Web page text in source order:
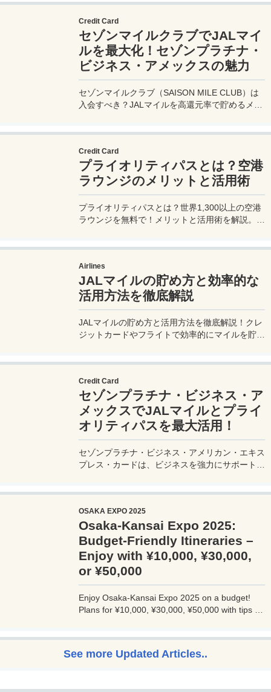
Credit Card
セゾンマイルクラブでJALマイ
ルを最大化！セゾンプラチナ・
ビジネス・アメックスの魅力
セゾンマイルクラブ（SAISON MILE CLUB）は
入会すべき？JALマイルを高還元率で貯めるメリ
Credit Card
プライオリティパスとは？空港
ラウンジのメリットと活用術
プライオリティパスとは？世界1,300以上の空港
ラウンジを無料で！メリットと活用術を解説。セ
Airlines
JALマイルの貯め方と効率的な
活用方法を徹底解説
JALマイルの貯め方と活用方法を徹底解説！クレ
ジットカードやフライトで効率的にマイルを貯
Credit Card
セゾンプラチナ・ビジネス・ア
メックスでJALマイルとプライ
オリティパスを最大活用！
セゾンプラチナ・ビジネス・アメリカン・エキス
プレス・カードは、ビジネスを強力にサポートす
最適です。初年度の年会費無料も魅力。ステータ
スと実用性を兼ね備えたビジネスカードで、あな
たのビジネスをワンランクアップさせませんか？
OSAKA EXPO 2025
Osaka-Kansai Expo 2025:
Budget-Friendly Itineraries –
Enjoy with ¥10,000, ¥30,000,
or ¥50,000
Enjoy Osaka-Kansai Expo 2025 on a budget!
Plans for ¥10,000, ¥30,000, ¥50,000 with tips to
See more Updated Articles..